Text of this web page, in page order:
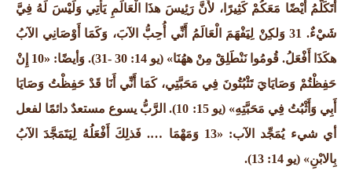
أَتَكَلَّمُ أَيْضًا مَعَكُمْ كَثِيرًا، لأَنَّ رَئِيسَ هذَا الْعَالَمِ يَأْتِي وَلَيْسَ لَهُ فِيَّ
شَيْءٌ. 31 وَلكِنْ لِيَفْهَمَ الْعَالَمُ أَنِّي أُحِبُّ الآبَ، وَكَمَا أَوْصَانِي الآبُ
هكَذَا أَفْعَلُ. قُومُوا نَنْطَلِقْ مِنْ ههُنَا» (يو 14: 30 -31).
وَأيضًا: «10 إِنْ
حَفِظْتُمْ وَصَايَايَ تَثْبُتُونَ فِي مَحَبَّتِي، كَمَا أَنِّي أَنَا قَدْ حَفِظْتُ وَصَايَا
أَبِي وَأَثْبُتُ فِي مَحَبَّتِهِ» (يو 15: 10).
الرَّبُّ يسوع مستعدٌ دائمًا لفعل
أي شيء يُمَجِّد الآب: «13 وَمَهْمَا …. فَذلِكَ أَفْعَلُهُ لِيَتَمَجَّدَ الآبُ
بِالابْنِ» (يو 14: 13).